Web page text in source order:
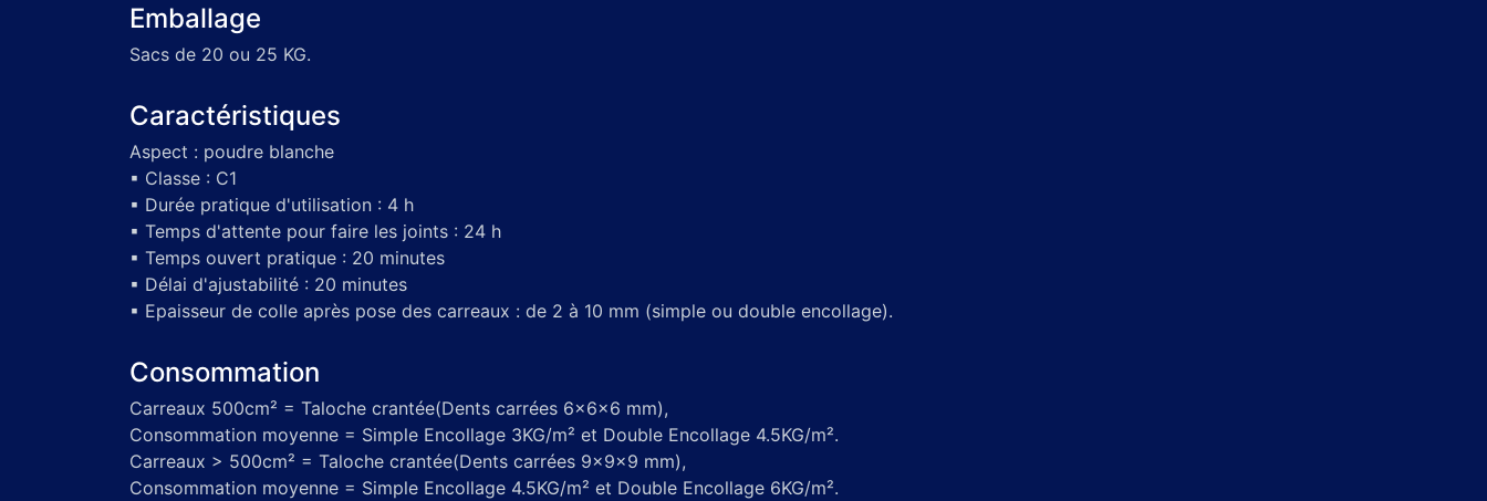
Emballage
Sacs de 20 ou 25 KG.
Caractéristiques
Aspect : poudre blanche
▪ Classe : C1
▪ Durée pratique d'utilisation : 4 h
▪ Temps d'attente pour faire les joints : 24 h
▪ Temps ouvert pratique : 20 minutes
▪ Délai d'ajustabilité : 20 minutes
▪ Epaisseur de colle après pose des carreaux : de 2 à 10 mm (simple ou double encollage).
Consommation
Carreaux 500cm² = Taloche crantée(Dents carrées 6x6x6 mm),
Consommation moyenne = Simple Encollage 3KG/m² et Double Encollage 4.5KG/m².
Carreaux > 500cm² = Taloche crantée(Dents carrées 9x9x9 mm),
Consommation moyenne = Simple Encollage 4.5KG/m² et Double Encollage 6KG/m².